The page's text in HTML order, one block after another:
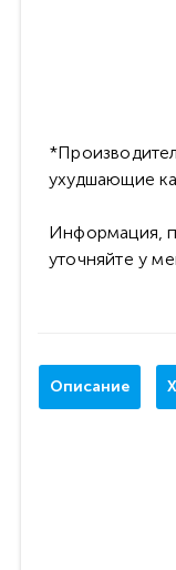
ухудшающие
Информация,
уточняйте у
Описание